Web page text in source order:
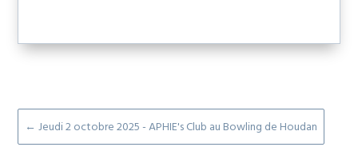
←Jeudi 2 octobre 2025 - APHIE's Club au Bowling de Houdan